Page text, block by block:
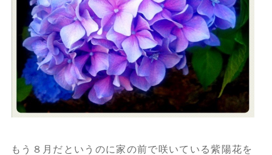
もう８月だというのに家の前で咲いている紫陽花を